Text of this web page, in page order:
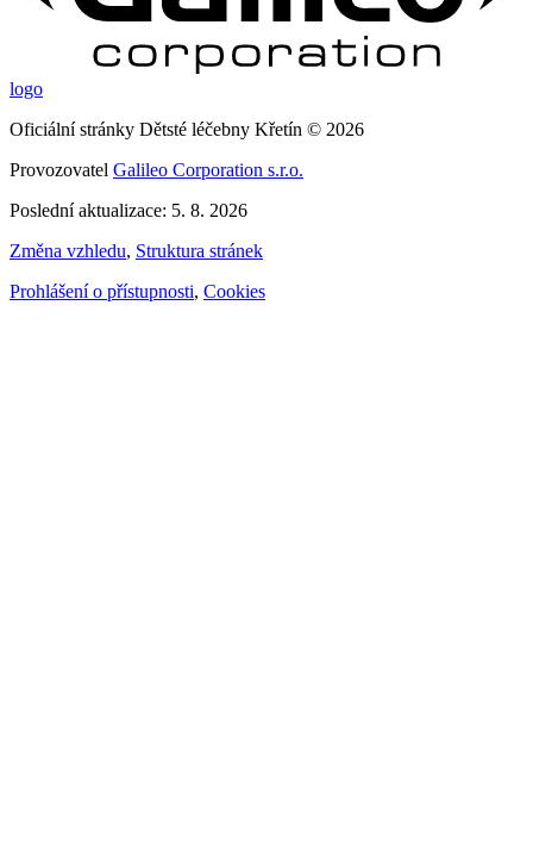
logo
Oficiální stránky Dětsté léčebny Křetín © 2026
Provozovatel Galileo Corporation s.r.o.
Poslední aktualizace: 5. 8. 2026
Změna vzhledu, Struktura stránek
Prohlášení o přístupnosti, Cookies